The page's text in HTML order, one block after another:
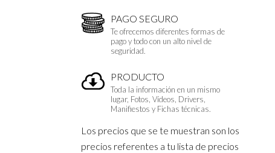
PAGO SEGURO
Te ofrecemos diferentes formas de
pago y todo con un alto nivel de
seguridad.
PRODUCTO
Toda la información en un mismo
lugar, Fotos, Vídeos, Drivers,
Manifiestos y Fichas técnicas.
Los precios que se te muestran son los
precios referentes a tu lista de precios